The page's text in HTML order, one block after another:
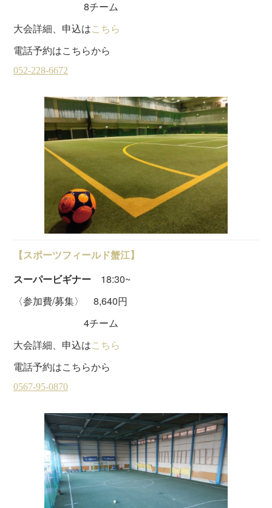
8チーム
大会詳細、申込はこちら
電話予約はこちらから
【スポーツフィールド蟹江】
スーパービギナー 18:30~
〈参加費/募集〉 8,640円
4チーム
大会詳細、申込はこちら
電話予約はこちらから